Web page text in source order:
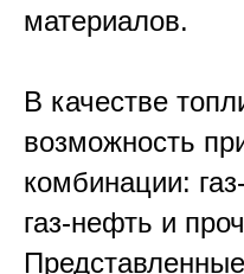
материалов.
В качестве
возможность
комбинации:
газ-нефть и